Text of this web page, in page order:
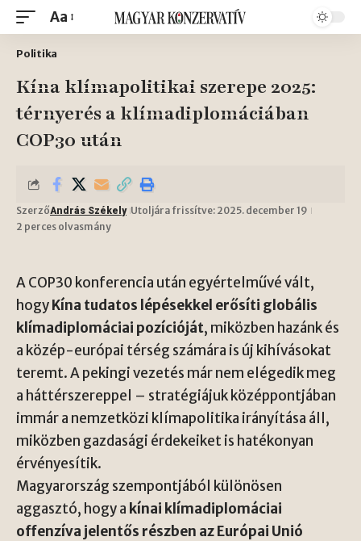
Aa
Politika
Kína klímapolitikai szerepe 2025:
térnyerés a klímadiplomáciában
COP30 után
SzerzőAndrás Székely Utoljára frissítve: 2025. december 19
2 perces olvasmány
A COP30 konferencia után egyértelművé vált,
hogyKína tudatos lépésekkel erősíti globális
klímadiplomáciai pozícióját, miközben hazánk és
a közép-európai térség számára is új kihívásokat
teremt. A pekingi vezetés már nem elégedik meg
a háttérszereppel – stratégiájuk középpontjában
immár a nemzetközi klímapolitika irányítása áll,
miközben gazdasági érdekeiket is hatékonyan
érvényesítik.
Magyarország szempontjából különösen
aggasztó, hogy a kínai klímadiplomáciai
offenzíva jelentős részben az Európai Unió